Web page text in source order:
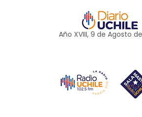
Año XVIII, 9 de Agosto